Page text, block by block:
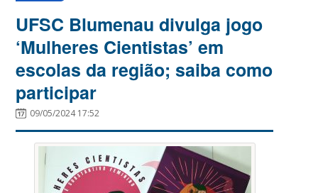
UFSC Blumenau divulga jogo
‘Mulheres Cientistas’ em
escolas da região; saiba como
participar
09/05/2024 17:52